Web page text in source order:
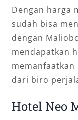
Dengan harga
sudah bisa
dengan
mendapatkan
memanfaatkan
dari biro
Hotel Neo